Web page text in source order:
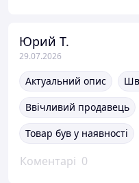
Юрий Т.
29.07.2026
Актуальний опис
Ввічливий продавець
Товар був у наявності
Коментарі 0